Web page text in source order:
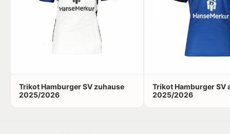
Trikot Hamburger SV zuhause
2025/2026
Trikot Hamburger SV
2025/2026